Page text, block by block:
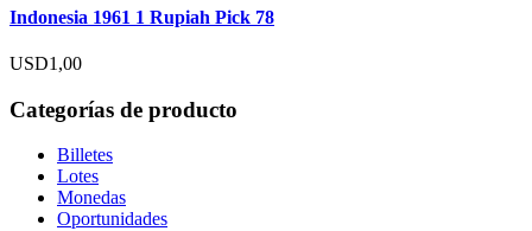
Indonesia 1961 1 Rupiah Pick 78
USD1,00
Categorías de producto
Billetes
Lotes
Monedas
Oportunidades